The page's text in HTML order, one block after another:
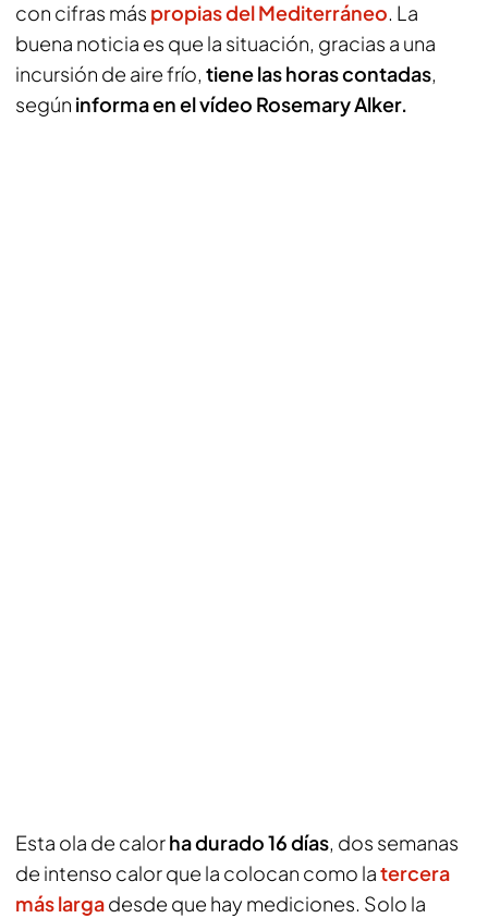
con cifras más propias del Mediterráneo. La
buena noticia es que la situación, gracias a una
incursión de aire frío, tiene las horas contadas,
según informa en el vídeo Rosemary Alker.
Esta ola de calorha durado 16 días, dos semanas
de intenso calor que la colocan como latercera
más largadesde que hay mediciones. Solo la